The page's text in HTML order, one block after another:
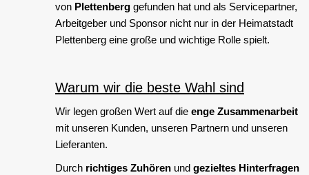
von Plettenberg gefunden hat und als Servicepartner,
Arbeitgeber und Sponsor nicht nur in der Heimatstadt
Plettenberg eine große und wichtige Rolle spielt.
Warum wir die beste Wahl sind
Wir legen großen Wert auf die enge Zusammenarbeit
mit unseren Kunden, unseren Partnern und unseren
Lieferanten.
Durch richtiges Zuhören und gezieltes Hinterfragen